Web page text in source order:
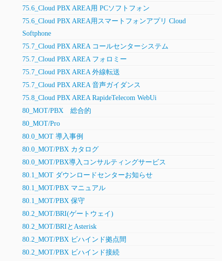
75.6_Cloud PBX AREA用 PCソフトフォン
75.6_Cloud PBX AREA用スマートフォンアプリ Cloud
Softphone
75.7_Cloud PBX AREA コールセンターシステム
75.7_Cloud PBX AREA フォロミー
75.7_Cloud PBX AREA 外線転送
75.7_Cloud PBX AREA 音声ガイダンス
75.8_Cloud PBX AREA RapideTelecom WebUi
80_MOT/PBX 総合的
80_MOT/Pro
80.0_MOT 導入事例
80.0_MOT/PBX カタログ
80.0_MOT/PBX導入コンサルティングサービス
80.1_MOT ダウンロードセンターお知らせ
80.1_MOT/PBX マニュアル
80.1_MOT/PBX 保守
80.2_MOT/BRI(ゲートウェイ)
80.2_MOT/BRIとAsterisk
80.2_MOT/PBX ビハインド拠点間
80.2_MOT/PBX ビハインド接続